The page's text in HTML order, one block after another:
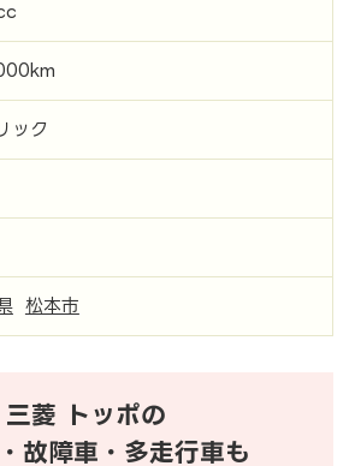
ック
松本市
三菱 トッポの
故障車・多走行車も